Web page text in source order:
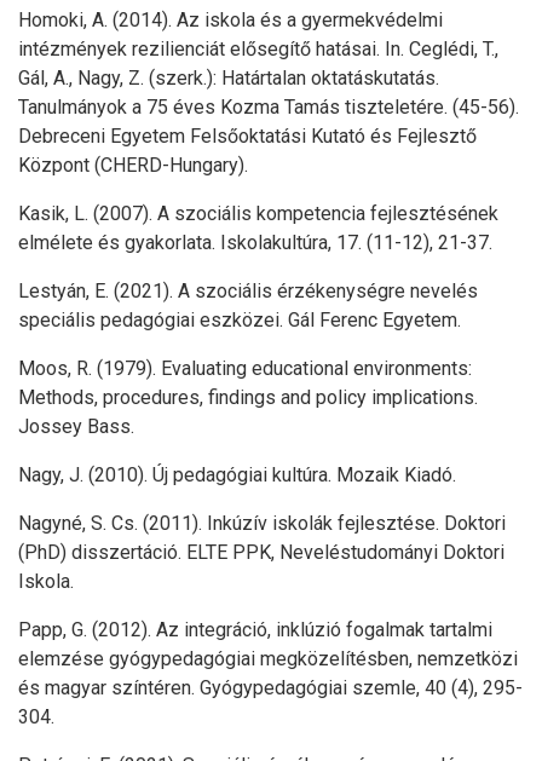
Homoki, A. (2014). Az iskola és a gyermekvédelmi
intézmények rezilienciát elősegítő hatásai. In. Ceglédi, T.,
Gál, A., Nagy, Z. (szerk.): Határtalan oktatáskutatás.
Tanulmányok a 75 éves Kozma Tamás tiszteletére. (45-56).
Debreceni Egyetem Felsőoktatási Kutató és Fejlesztő
Központ (CHERD-Hungary).
Kasik, L. (2007). A szociális kompetencia fejlesztésének
elmélete és gyakorlata. Iskolakultúra, 17. (11-12), 21-37.
Lestyán, E. (2021). A szociális érzékenységre nevelés
speciális pedagógiai eszközei. Gál Ferenc Egyetem.
Moos, R. (1979). Evaluating educational environments:
Methods, procedures, findings and policy implications.
Jossey Bass.
Nagy, J. (2010). Új pedagógiai kultúra. Mozaik Kiadó.
Nagyné, S. Cs. (2011). Inkúzív iskolák fejlesztése. Doktori
(PhD) disszertáció. ELTE PPK, Neveléstudományi Doktori
Iskola.
Papp, G. (2012). Az integráció, inklúzió fogalmak tartalmi
elemzése gyógypedagógiai megközelítésben, nemzetközi
és magyar színtéren. Gyógypedagógiai szemle, 40 (4), 295-
304.